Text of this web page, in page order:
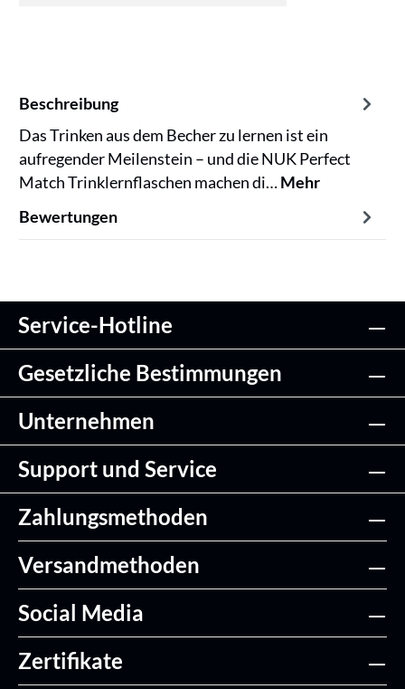
Beschreibung
Das Trinken aus dem Becher zu lernen ist ein
aufregender Meilenstein – und die NUK Perfect
Match Trinklernflaschen machen di…Mehr
Bewertungen
Service-Hotline
Gesetzliche Bestimmungen
Unternehmen
Support und Service
Zahlungsmethoden
Versandmethoden
Social Media
Zertifikate